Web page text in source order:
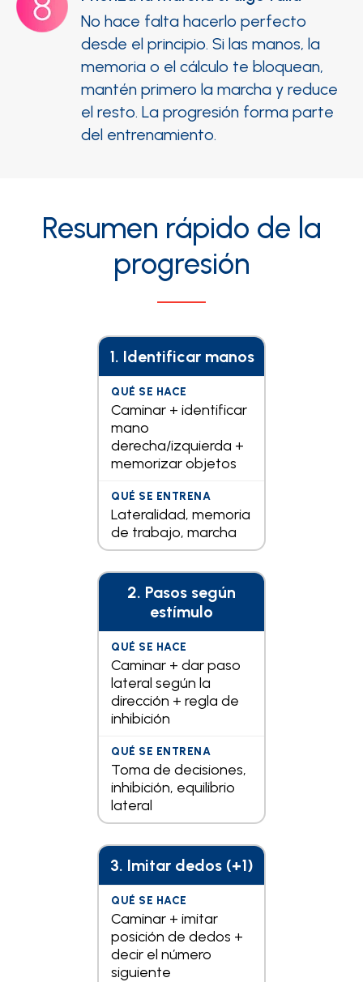
No hace falta hacerlo perfecto
desde el principio. Si las manos, la
memoria o el cálculo te bloquean,
mantén primero la marcha y reduce
el resto. La progresión forma parte
del entrenamiento.
Resumen rápido de la
progresión
1. Identificar manos
Caminar + identificar
mano
derecha/izquierda +
memorizar objetos
Lateralidad, memoria
de trabajo, marcha
2. Pasos según
estímulo
Caminar + dar paso
lateral según la
dirección + regla de
inhibición
Toma de decisiones,
inhibición, equilibrio
lateral
3. Imitar dedos (+1)
Caminar + imitar
posición de dedos +
decir el número
siguiente